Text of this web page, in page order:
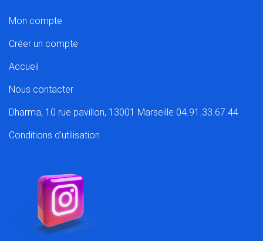
Mon compte
Créer un compte
Accueil
Nous contacter
Dharma, 10 rue pavillon, 13001 Marseille 04.91.33.67.44
Conditions d’utilisation